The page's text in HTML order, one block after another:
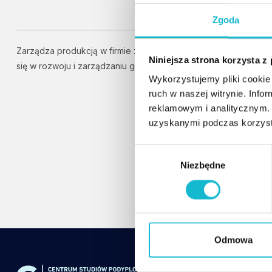
Zgoda
Niniejsza strona korzysta z
Wykorzystujemy pliki
ruch w naszej witrynie.
reklamowym i
uzyskanymi podczas
d
Niezbędne
Odmowa
Zarządza produkcją w firmie z branży lotniczej. Specjalizuje
się w rozwoju i zarządzaniu globalnym łańcuchem dostaw.